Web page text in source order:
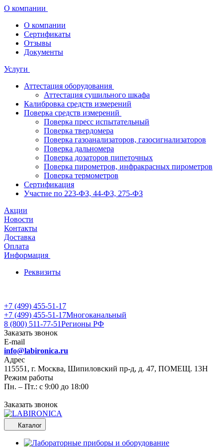
О компании
О компании
Сертификаты
Отзывы
Документы
Услуги
Аттестация оборудования
Аттестация сушильного шкафа
Калибровка средств измерений
Поверка средств измерений
Поверка пресс испытательный
Поверка твердомера
Поверка газоанализаторов, газосигнализаторов
Поверка дальномера
Поверка дозаторов пипеточных
Поверка пирометров, инфракрасных пирометров
Поверка термометров
Сертификация
Участие по 223-ФЗ, 44-ФЗ, 275-ФЗ
Акции
Новости
Контакты
Доставка
Оплата
Информация
Реквизиты
+7 (499) 455-51-17
+7 (499) 455-51-17Многоканальный
8 (800) 511-77-51Регионы РФ
Заказать звонок
E-mail
info@labironica.ru
Адрес
115551, г. Москва, Шипиловский пр-д, д. 47, ПОМЕЩ. 13Н
Режим работы
Пн. – Пт.: с 9:00 до 18:00
Заказать звонок
Каталог